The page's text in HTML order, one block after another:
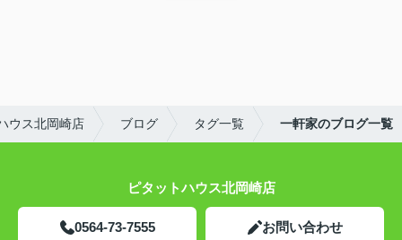
ウス北岡崎店 ブログ タグ一覧 一軒家のブログ一覧
ピタットハウス北岡崎店
0564-73-7555 お問い合わせ